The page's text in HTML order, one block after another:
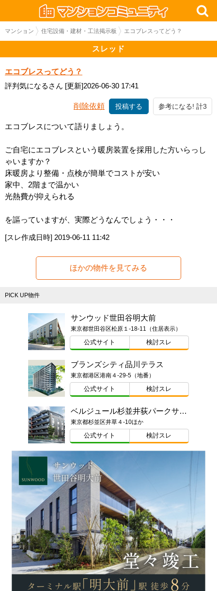
マンション 住宅設備・建材・工法掲示板 エコブレスってどう？
スレッド
エコブレスってどう？
評判気になるさん [更新]2026-06-30 17:41
削除依頼 投稿する 参考になる! 計3
エコブレスについて語りましょう。
ご自宅にエコブレスという暖房装置を採用した方いらっし
ゃいますか？
床暖房より整備・点検が簡単でコストが安い
家中、2階まで温かい
光熱費が抑えられる
を謳っていますが、実際どうなんでしょう・・・
[スレ作成日時] 2019-06-11 11:42
ほかの物件を見てみる
PICK UP物件
サンウッド世田谷明大前
東京都世田谷区松原１-18-11（住居表示）
公式サイト 検討スレ
ブランズシティ品川テラス
東京都港区港南４-29-5（地番）
公式サイト 検討スレ
ベルジュール杉並井荻パークサイド
東京都杉並区井草４-10ほか
公式サイト 検討スレ